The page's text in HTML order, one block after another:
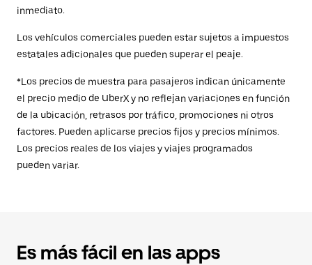
inmediato.
Los vehículos comerciales pueden estar sujetos a impuestos
estatales adicionales que pueden superar el peaje.
*Los precios de muestra para pasajeros indican únicamente
el precio medio de UberX y no reflejan variaciones en función
de la ubicación, retrasos por tráfico, promociones ni otros
factores. Pueden aplicarse precios fijos y precios mínimos.
Los precios reales de los viajes y viajes programados
pueden variar.
Es más fácil en las apps